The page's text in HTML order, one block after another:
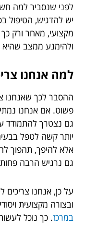
לפני שנסביר למה
יש להדגיש, הטיפול
מקצועי, מאחר ורק
ולהימנע ממצב שהיא
למה אנחנו
ההסבר לכך שאנחנו
פשוט. אם אנחנו
גם נצטרך להתמודד
יותר קשה לטפל
אלא להיפך, תהפוך
גם נרגיש הרבה פחות
על כן, אנחנו
ובצורה מקצועית
במרכז. כך נוכל